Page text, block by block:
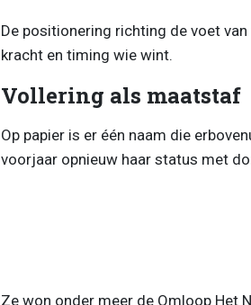
De positionering richting de voet
kracht en timing wie wint.
Vollering als maatstaf
Op papier is er één naam die
voorjaar opnieuw haar status met
Ze won onder meer de Omloop Het